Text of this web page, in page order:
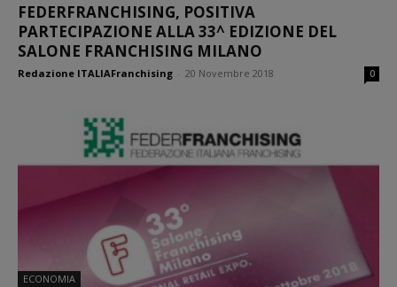
FEDERFRANCHISING, POSITIVA
PARTECIPAZIONE ALLA 33^ EDIZIONE DEL
SALONE FRANCHISING MILANO
Redazione ITALIAFranchising 20 Novembre 2018 0
ECONOMIA